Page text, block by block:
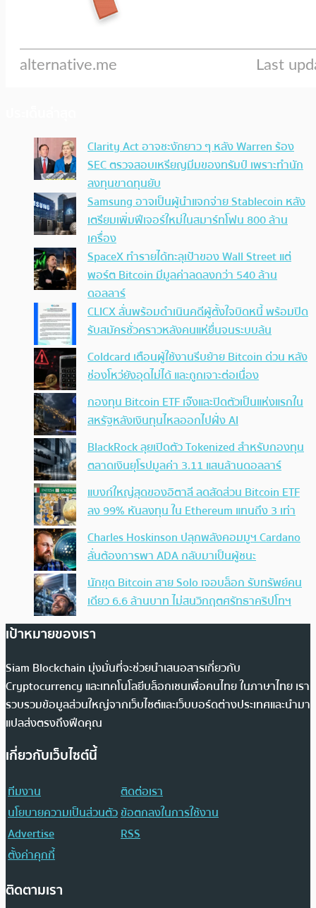
Clarity Act อาจชะงักยาว ๆ หลัง Warren ร้อง
SEC ตรวจสอบเหรียญมีมของทรัมป์ เพราะทำนัก
ลงทุนขาดทุนยับ
Samsung อาจเป็นผู้นำแจกจ่าย Stablecoin หลัง
เตรียมเพิ่มฟีเจอร์ใหม่ในสมาร์ทโฟน 800 ล้าน
เครื่อง
SpaceX ทำรายได้ทะลุเป้าของ Wall Street แต่
พอร์ต Bitcoin มีมูลค่าลดลงกว่า 540 ล้าน
ดอลลาร์
CLICX ลั่นพร้อมดำเนินคดีผู้ตั้งใจบิดหนี้ พร้อมปิด
รับสมัครชั่วคราวหลังคนแห่ยื่นจนระบบล้น
Coldcard เตือนผู้ใช้งานรีบย้าย Bitcoin ด่วน หลัง
ช่องโหว่ยังอุดไม่ได้ และถูกเจาะต่อเนื่อง
กองทุน Bitcoin ETF เจ๊งและปิดตัวเป็นแห่งแรกใน
สหรัฐหลังเงินทุนไหลออกไปฝั่ง AI
BlackRock ลุยเปิดตัว Tokenized สำหรับกองทุน
ตลาดเงินยุโรปมูลค่า 3.11 แสนล้านดอลลาร์
แบงก์ใหญ่สุดของอิตาลี ลดสัดส่วน Bitcoin ETF
ลง 99% หันลงทุน ใน Ethereum แทนถึง 3 เท่า
Charles Hoskinson ปลุกพลังคอมมูฯ Cardano
ลั่นต้องการพา ADA กลับมาเป็นผู้ชนะ
นักขุด Bitcoin สาย Solo เจอบล็อก รับทรัพย์คน
เดียว 6.6 ล้านบาท ไม่สนวิกฤตศรัทธาคริปโทฯ
เป้าหมายของเรา
Siam Blockchain มุ่งมั่นที่จะช่วยนำเสนอสารเกี่ยวกับ
Cryptocurrency และเทคโนโลยีบล็อกเชนเพื่อคนไทย ในภาษาไทย เรา
รวบรวมข้อมูลส่วนใหญ่จากเว็บไซต์และเว็บบอร์ดต่างประเทศและนำมา
แปลส่งตรงถึงฟีดคุณ
เกี่ยวกับเว็บไซต์นี้
ทีมงาน
ติดต่อเรา
นโยบายความเป็นส่วนตัวข้อตกลงในการใช้งาน
Advertise
RSS
ตั้งค่าคุกกี้
ติดตามเรา